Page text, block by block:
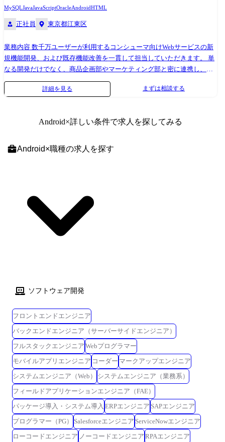
です。 【成長支援】 四半期ごとの目標設定と1on1面談でキャリアプラン
ては、 当社からの提供だけではなく、あなたからの提案により成長機会
創出も行います(学習動画教材の活用や勉強会の開設)。 この取り組みに
より、あなたの継続的なスキルアップを全面的にバックアップします。
MySQLJavaJavaScriptOracleAndroidHTML
正社員 東京都江東区
業務内容 数千万ユーザーが利用するコンシューマ向けWebサービスの新
規機能開発、および既存機能改善を一貫して担当していただきます。 単
なる開発だけでなく、商品企画部やマーケティング部と密に連携し、ユ
ーザーデータに基づいた機能改善提案や、技術的な側面からビジネス要
件への落とし込みを行います。 日々の業務においてご自身のアイデアや
ロースに貢献できる職場環境です。 【担当フェーズ】システム化企画、
50人月～100 ●キャリアパス 当社では、ご自身の経験とスキルに応じた
を向上させる役割を期待します。そして将来的(3～5年目)には、更に難
易度や規模の大きなプロジェクトを担当していただきます。 【成長支
援】 四半期ごとの目標設定と1on1面談でキャリアプランを共に描き、資
格取得支援、技術書購入補助や外部研修参加支援については、 当社から
詳細を見る まずは相談する
Android×詳しい条件で求人を探してみる
Android×職種の求人を探す
ソフトウェア開発
フロントエンドエンジニア
バックエンドエンジニア（サーバーサイドエンジニア）
フルスタックエンジニア Webプログラマー
モバイルアプリエンジニア コーダー マークアップエンジニア
システムエンジニア（Web）
システムエンジニア（業務系）
フィールドアプリケーションエンジニア（FAE）
パッケージ導入・システム導入 ERPエンジニア SAPエンジニア
プログラマー（PG）
Salesforceエンジニア ServiceNowエンジニア
ローコードエンジニア ノーコードエンジニア RPAエンジニア